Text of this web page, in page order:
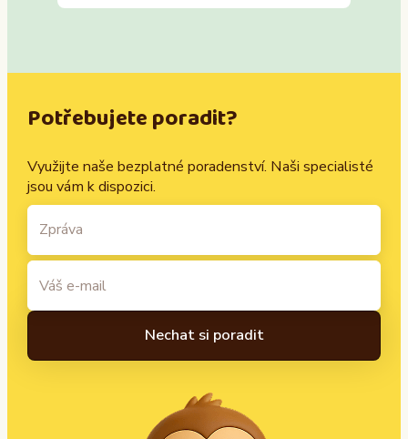
Potřebujete poradit?
Využijte naše bezplatné poradenství. Naši specialisté
jsou vám k dispozici.